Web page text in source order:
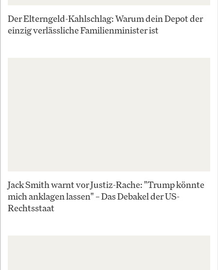
Der Elterngeld-Kahlschlag: Warum dein Depot der
einzig verlässliche Familienminister ist
Jack Smith warnt vor Justiz-Rache: "Trump könnte
mich anklagen lassen" – Das Debakel der US-
Rechtsstaat